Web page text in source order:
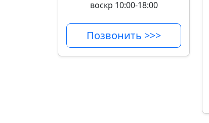
воскр 10:00-18:00
Позвонить >>>